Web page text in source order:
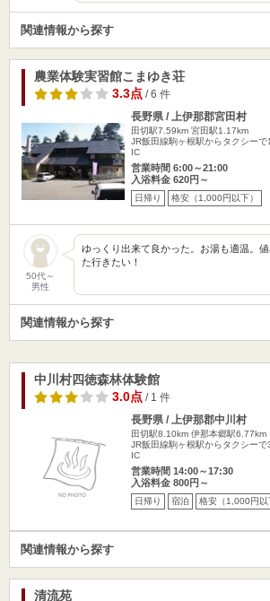
関連情報から探す
農業体験実習館こまゆき荘
3.3点/ 6 件
長野県 / 上伊那郡宮田村
田切駅7.59km 宮田駅1.17km
JR飯田線駒ヶ根駅からタクシー
IC
営業時間 6:00～21:00
入浴料金 620円～
日帰り 格安（1,000円以下）
50代～
男性
ゆっくり出来て良かった。お湯も適温。
た行きたい！
関連情報から探す
中川村四徳森林体験館
3.0点/ 1 件
長野県 / 上伊那郡中川村
田切駅8.10km 伊那本郷駅6.77km
JR飯田線駒ヶ根駅からタクシー
IC
営業時間 14:00～17:30
入浴料金 800円～
日帰り 宿泊 格安（1,000円以
関連情報から探す
清流苑